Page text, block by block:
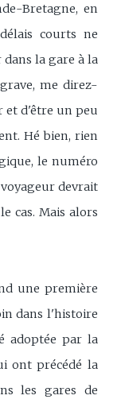
Bretagne, en
courts ne
la gare à la
me direz-
et d'être un peu
Hé bien, rien
le numéro
devrait
cas. Mais alors
une première
dans l'histoire
adoptée par la
ont précédé la
les gares de